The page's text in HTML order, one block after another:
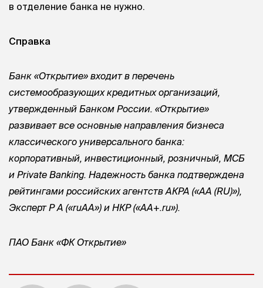
в отделение банка не нужно.
Справка
Банк «Открытие» входит в перечень
системообразующих кредитных организаций,
утвержденный Банком России. «Открытие»
развивает все основные направления бизнеса
классического универсального банка:
корпоративный, инвестиционный, розничный, МСБ
и Private Banking. Надежность банка подтверждена
рейтингами российских агентств АКРА («АА (RU)»),
Эксперт Р А («ruAA») и НКР («АA+.ru»).
ПАО Банк «ФК Открытие»